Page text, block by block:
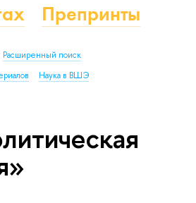
Препринты
Расширенный поиск
Наука в ВШЭ